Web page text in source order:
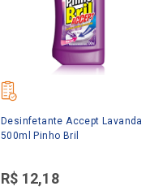
Desinfetante Accept Lavanda
500ml Pinho Bril
R$ 12,18